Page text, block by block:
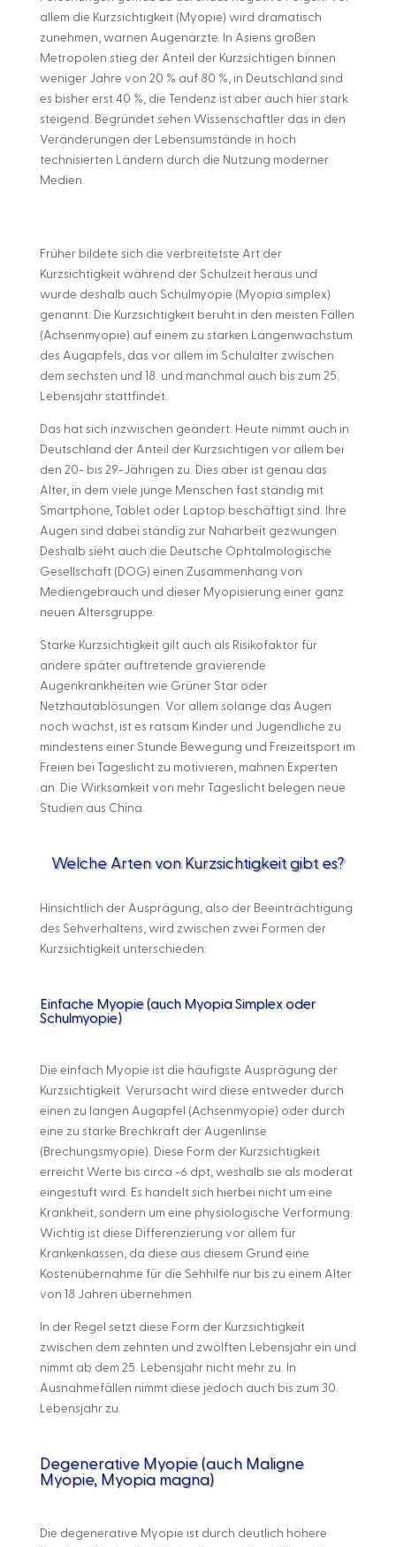
allem die Kurzsichtigkeit (Myopie) wird dramatisch
zunehmen, warnen Augenärzte. In Asiens großen
Metropolen stieg der Anteil der Kurzsichtigen binnen
weniger Jahre von 20 % auf 80 %, in Deutschland sind
es bisher erst 40 %, die Tendenz ist aber auch hier stark
steigend. Begründet sehen Wissenschaftler das in den
Veränderungen der Lebensumstände in hoch
technisierten Ländern durch die Nutzung moderner
Medien.
Früher bildete sich die verbreitetste Art der
Kurzsichtigkeit während der Schulzeit heraus und
wurde deshalb auch Schulmyopie (Myopia simplex)
genannt. Die Kurzsichtigkeit beruht in den meisten Fällen
(Achsenmyopie) auf einem zu starken Längenwachstum
des Augapfels, das vor allem im Schulalter zwischen
dem sechsten und 18. und manchmal auch bis zum 25.
Lebensjahr stattfindet.
Das hat sich inzwischen geändert. Heute nimmt auch in
Deutschland der Anteil der Kurzsichtigen vor allem bei
den 20- bis 29-Jährigen zu. Dies aber ist genau das
Alter, in dem viele junge Menschen fast ständig mit
Smartphone, Tablet oder Laptop beschäftigt sind. Ihre
Augen sind dabei ständig zur Naharbeit gezwungen.
Deshalb sieht auch die Deutsche Ophtalmologische
Gesellschaft (DOG) einen Zusammenhang von
Mediengebrauch und dieser Myopisierung einer ganz
neuen Altersgruppe.
Starke Kurzsichtigkeit gilt auch als Risikofaktor für
andere später auftretende gravierende
Augenkrankheiten wie Grüner Star oder
Netzhautablösungen. Vor allem solange das Augen
noch wächst, ist es ratsam Kinder und Jugendliche zu
mindestens einer Stunde Bewegung und Freizeitsport im
Freien bei Tageslicht zu motivieren, mahnen Experten
an. Die Wirksamkeit von mehr Tageslicht belegen neue
Studien aus China.
Welche Arten von Kurzsichtigkeit gibt es?
Hinsichtlich der Ausprägung, also der Beeinträchtigung
des Sehverhaltens, wird zwischen zwei Formen der
Kurzsichtigkeit unterschieden:
Einfache Myopie (auch Myopia Simplex oder
Schulmyopie)
Die einfach Myopie ist die häufigste Ausprägung der
Kurzsichtigkeit. Verursacht wird diese entweder durch
einen zu langen Augapfel (Achsenmyopie) oder durch
eine zu starke Brechkraft der Augenlinse
(Brechungsmyopie). Diese Form der Kurzsichtigkeit
erreicht Werte bis circa -6 dpt, weshalb sie als moderat
eingestuft wird. Es handelt sich hierbei nicht um eine
Krankheit, sondern um eine physiologische Verformung.
Wichtig ist diese Differenzierung vor allem für
Krankenkassen, da diese aus diesem Grund eine
Kostenübernahme für die Sehhilfe nur bis zu einem Alter
von 18 Jahren übernehmen.
In der Regel setzt diese Form der Kurzsichtigkeit
zwischen dem zehnten und zwölften Lebensjahr ein und
nimmt ab dem 25. Lebensjahr nicht mehr zu. In
Ausnahmefällen nimmt diese jedoch auch bis zum 30.
Lebensjahr zu.
Degenerative Myopie (auch Maligne
Myopie, Myopia magna)
Die degenerative Myopie ist durch deutlich höhere